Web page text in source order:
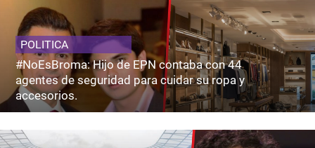
POLITICA
#NoEsBroma: Hijo de EPN contaba con 44
agentes de seguridad para cuidar su ropa y
accesorios.